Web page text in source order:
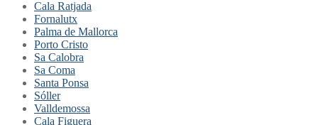
Cala Ratjada
Fornalutx
Palma de Mallorca
Porto Cristo
Sa Calobra
Sa Coma
Santa Ponsa
Sóller
Valldemossa
Cala Figuera